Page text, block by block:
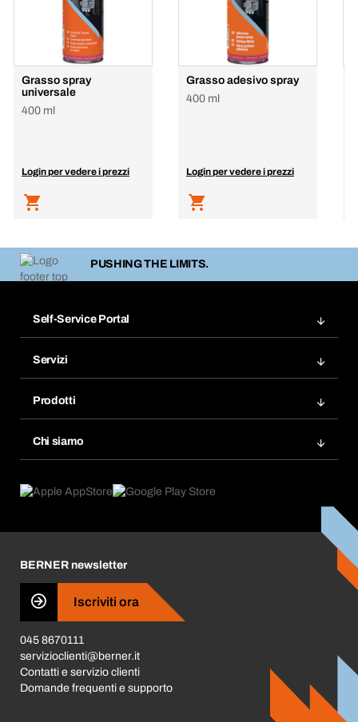
Grasso spray
universale
400 ml
Login per vedere i prezzi
Grasso adesivo spray
400 ml
Login per vedere i prezzi
PUSHING THE LIMITS.
Self-Service Portal
Modelli d'ordine
Acquista di nuovo
Ordini programmati
Servizi
Chemical Safety Management
eProcurement
Trova prodotti
Prodotti
Chi siamo
Cosa ci spinge
Business Conduct
BERNER newsletter
Iscriviti ora
045 8670111
servizioclienti@berner.it
Contatti e servizio clienti
Domande frequenti e supporto